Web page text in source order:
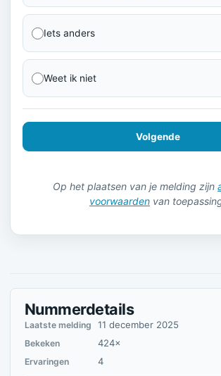
Iets anders
Weet ik niet
Volgende
Op het plaatsen van je melding zijn
voorwaarden van
Nummerdetails
Laatste melding 11 december 2025
Bekeken 424×
Ervaringen 4